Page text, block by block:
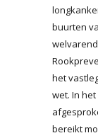
buurten
het
wet. In
bereikt